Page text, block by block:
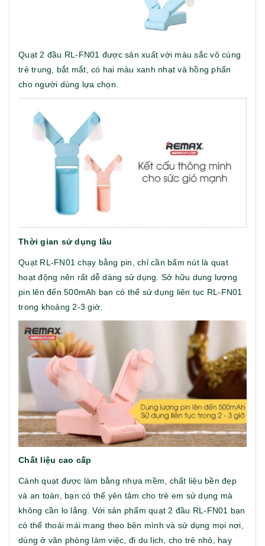
Quạt 2 đầu RL-FN01 được sản xuất với màu sắc vô cùng
trẻ trung, bắt mắt, có hai màu xanh nhạt và hồng phấn
cho người dùng lựa chọn.
Thời gian sử dụng lâu
Quạt RL-FN01 chạy bằng pin, chỉ cần bấm nút là quạt
hoạt động nên rất dễ dàng sử dụng. Sở hữu dung lượng
pin lên đến 500mAh bạn có thể sử dụng liên tục RL-FN01
trong khoảng 2-3 giờ.
Chất liệu cao cấp
Cánh quạt được làm bằng nhựa mềm, chất liệu bền đẹp
và an toàn, bạn có thể yên tâm cho trẻ em sử dụng mà
không cần lo lắng. Với sản phẩm quạt 2 đầu RL-FN01 bạn
có thể thoải mái mang theo bên mình và sử dụng mọi nơi,
dùng ở văn phòng làm việc, đi du lịch, cho trẻ nhỏ, hay